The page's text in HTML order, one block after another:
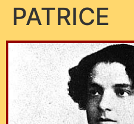
PATRICE